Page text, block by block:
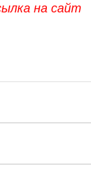
на сайт